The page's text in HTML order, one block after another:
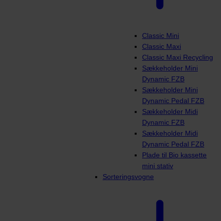
Classic Mini
Classic Maxi
Classic Maxi Recycling
Sækkeholder Mini
Dynamic FZB
Sækkeholder Mini
Dynamic Pedal FZB
Sækkeholder Midi
Dynamic FZB
Sækkeholder Midi
Dynamic Pedal FZB
Plade til Bio kassette
mini stativ
Sorteringsvogne